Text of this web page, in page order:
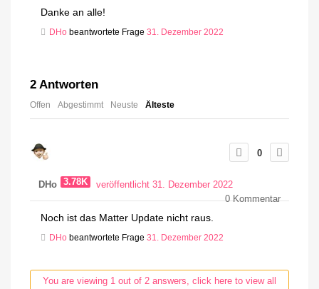
Danke an alle!
DHo beantwortete Frage 31. Dezember 2022
2 Antworten
Offen Abgestimmt Neuste Älteste
0
DHo 3.78K
veröffentlicht 31. Dezember 2022
0Kommentar
Noch ist das Matter Update nicht raus.
DHo beantwortete Frage 31. Dezember 2022
You are viewing 1 out of 2 answers, click here to view all